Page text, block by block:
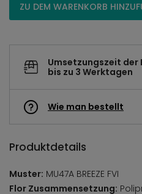
ZU DEM WARENKORB
Umsetzungszeit der
bis zu 3 Werktagen
Wie man bestellt
Produktdetails
Muster: MU47A BREEZE FVI
Flor Zusammensetzung: